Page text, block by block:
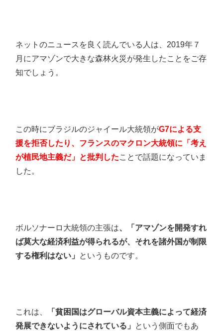
ネットのニュースを良く読んでいる人は、2019年７
月にアマゾンで大きな森林火災が発生したことをご存
知でしょう。
この時にブラジルのジャイール大統領がG7による支
援を拒否したり、フランスのマクロン大統領に「考え
が植民地主義だ」と批判したことで話題になっていま
した。
ボルソナーロ大統領の主張は、「アマゾンを開発すれ
ば莫大な経済利益が得られるが、それを諸外国が制限
する権利はない」
というものです。
これは、
「貧困国はグローバル資本主義によって経済
発展できないようにされている」
という側面でもあ